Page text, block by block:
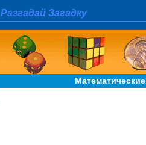
Разгадай Загадку